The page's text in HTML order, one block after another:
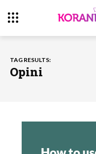
TAG RESULTS:
Opini